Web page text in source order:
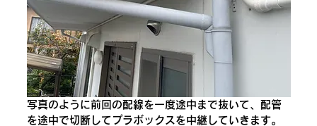
写真のように前回の配線を一度途中まで抜いて、配管
を途中で切断してプラボックスを中継していきます。